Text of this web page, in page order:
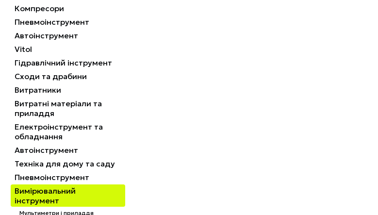
Компресори
Пневмоінструмент
Автоінструмент
Vitol
Гідравлічний інструмент
Сходи та драбини
Витратники
Витратні матеріали та
приладдя
Електроінструмент та
обладнання
Автоінструмент
Техніка для дому та саду
Пневмоінструмент
Вимірювальний
інструмент
Мультиметри і приладдя